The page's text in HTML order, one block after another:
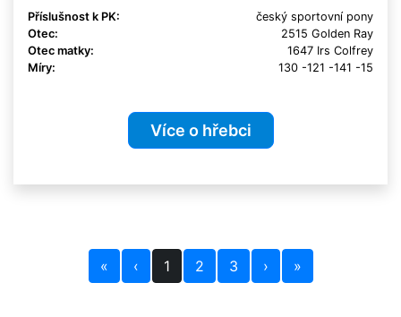
Příslušnost k PK:
český sportovní pony
Otec:
2515 Golden Ray
Otec matky:
1647 Irs Colfrey
Míry:
130 -121 -141 -15
Více o hřebci
« ‹ 1 2 3 › »